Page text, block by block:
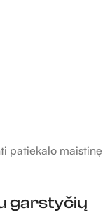
patiekalo maistinę
garstyčių